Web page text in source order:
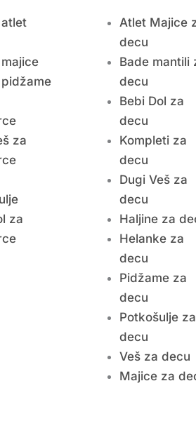
za
za
Atlet Majice
decu
Bade mantili
decu
Bebi Dol za
decu
Kompleti za
decu
Dugi Veš za
decu
Haljine za
Helanke za
decu
Pidžame za
decu
Potkošulje za
decu
Veš za decu
Majice za